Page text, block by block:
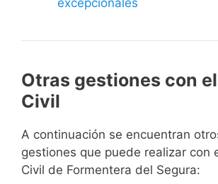
Otras gestiones con
Civil
A continuación se encuentran
gestiones que puede realizar con
Civil de Formentera del Segura: